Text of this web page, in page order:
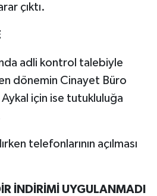
çıktı.
adli kontrol talebiyle
dönemin Cinayet Büro
için ise tutukluluğa
telefonlarının açılması
İNDİRİMİ UYGULANMADI